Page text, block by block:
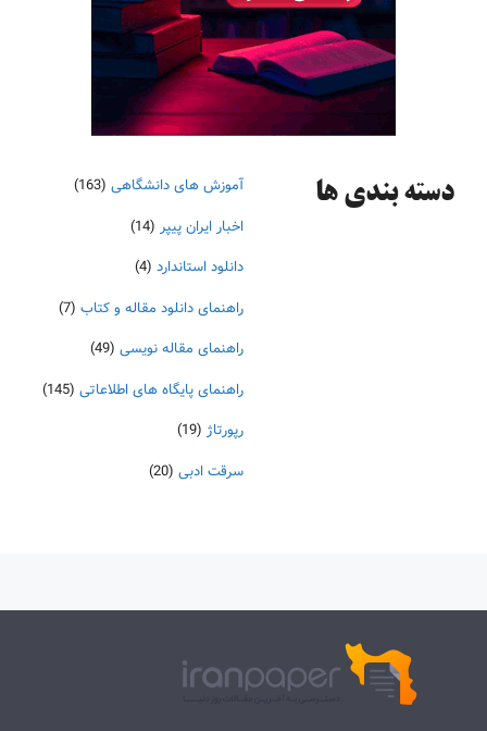
دسته‌ بندی ها آموزش های دانشگاهی (163)
اخبار ایران پیپر (14)
دانلود استاندارد (4)
راهنمای دانلود مقاله و کتاب (7)
راهنمای مقاله نویسی (49)
راهنمای پایگاه های اطلاعاتی (145)
رپورتاژ (19)
سرقت ادبی (20)